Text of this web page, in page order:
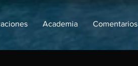
Academia Comentarios